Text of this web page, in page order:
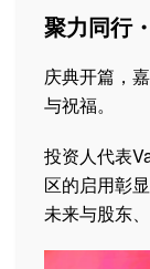
聚力同行
庆典开篇，
与祝福。
投资人代表
区的启用彰
未来与股东